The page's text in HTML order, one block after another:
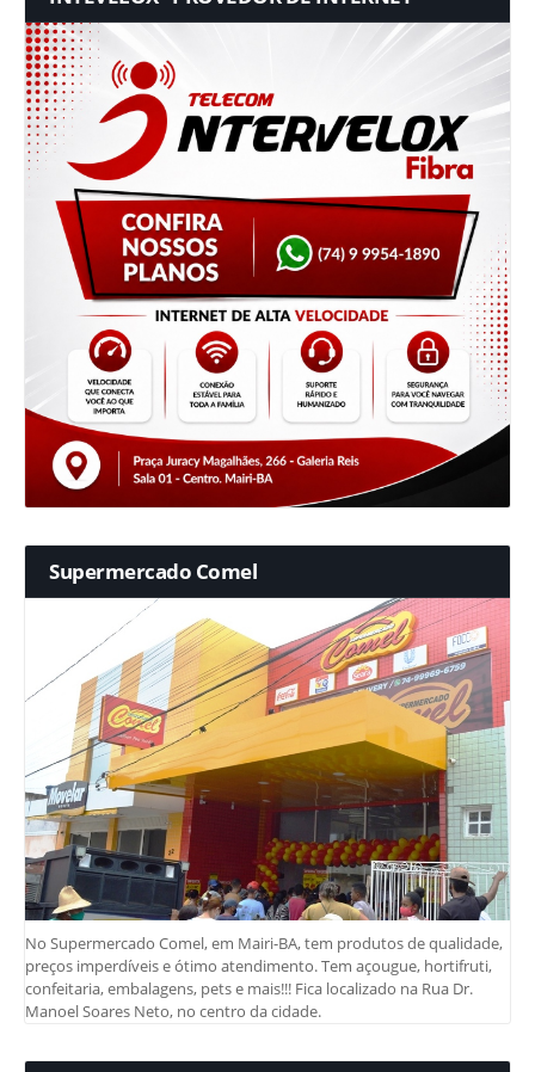
Supermercado Comel
No Supermercado Comel, em Mairi-BA, tem produtos de qualidade,
preços imperdíveis e ótimo atendimento. Tem açougue, hortifruti,
confeitaria, embalagens, pets e mais!!! Fica localizado na Rua Dr.
Manoel Soares Neto, no centro da cidade.